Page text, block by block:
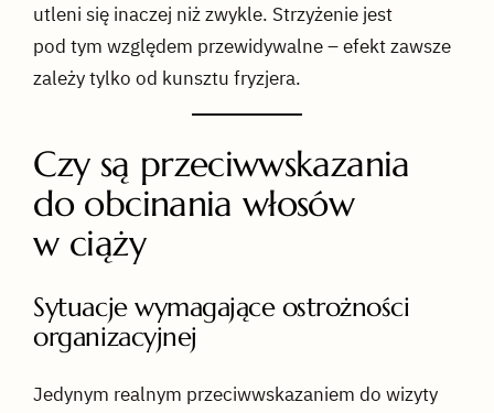
utleni się inaczej niż zwykle. Strzyżenie jest
pod tym względem przewidywalne – efekt zawsze
zależy tylko od kunsztu fryzjera.
Czy są przeciwwskazania
do obcinania włosów
w ciąży
Sytuacje wymagające ostrożności
organizacyjnej
Jedynym realnym przeciwwskazaniem do wizyty